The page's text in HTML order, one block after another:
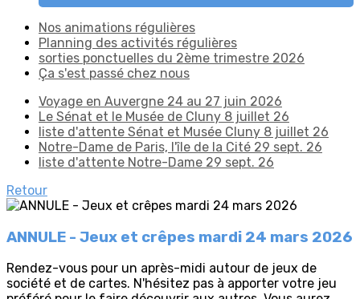
Nos animations régulières
Planning des activités régulières
sorties ponctuelles du 2ème trimestre 2026
Ça s'est passé chez nous
Voyage en Auvergne 24 au 27 juin 2026
Le Sénat et le Musée de Cluny 8 juillet 26
liste d'attente Sénat et Musée Cluny 8 juillet 26
Notre-Dame de Paris, l'île de la Cité 29 sept. 26
liste d'attente Notre-Dame 29 sept. 26
Retour
ANNULE - Jeux et crêpes mardi 24 mars 2026
Rendez-vous pour un après-midi autour de jeux de
société et de cartes. N'hésitez pas à apporter votre jeu